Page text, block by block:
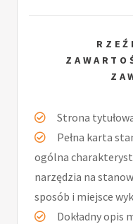
Strona
Pełna karta
ogólna
narzędzia na
sposób i miejsce
Dokładny opis